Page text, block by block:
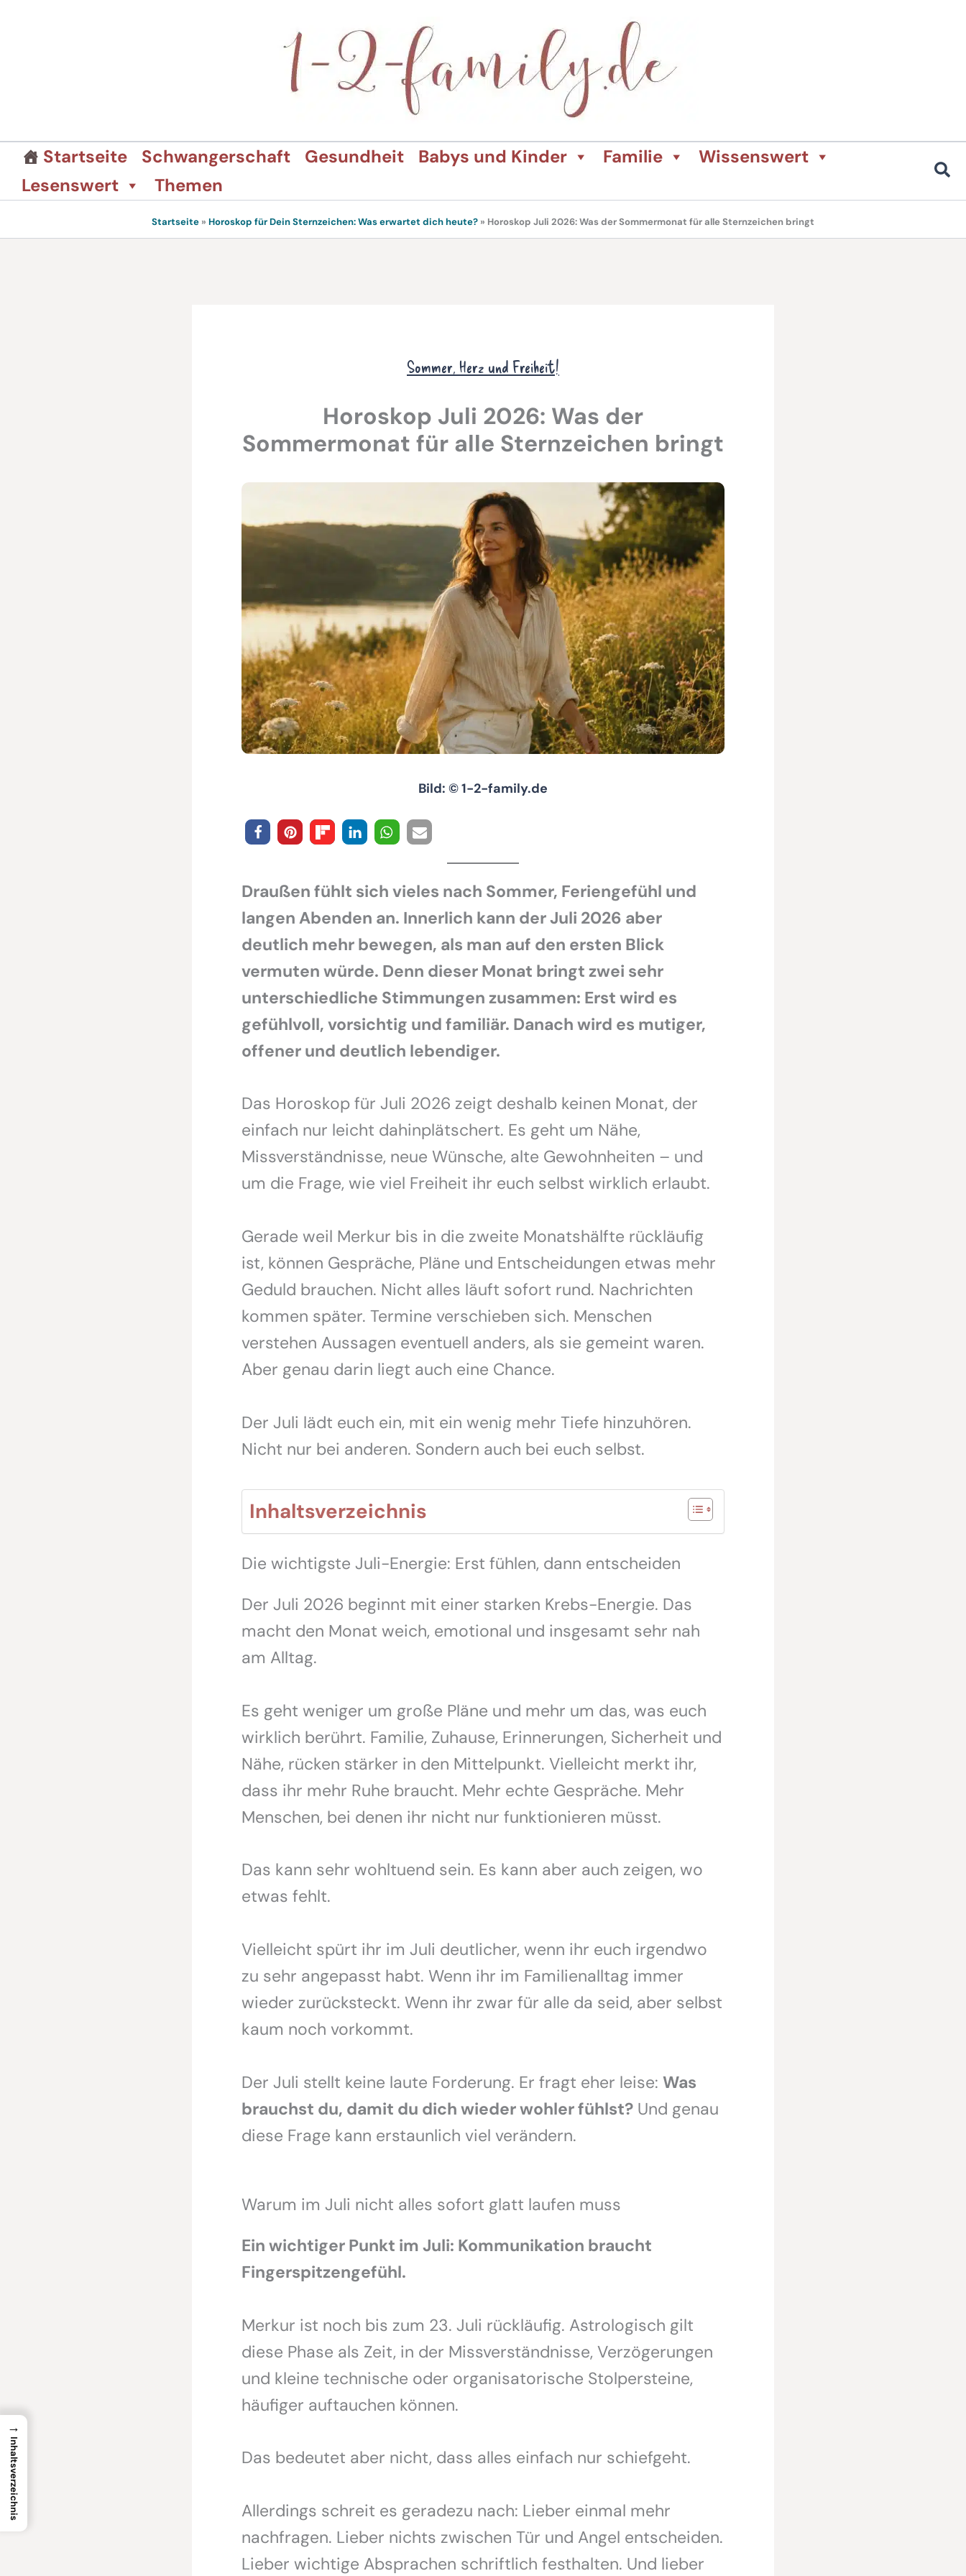
Startseite Schwangerschaft Gesundheit Babys und Kinder Familie
Wissenswert
Lesenswert
Themen
Startseite » Horoskop für Dein Sternzeichen: Was erwartet dich heute? » Horoskop Juli 2026: Was der Sommermonat für alle Sternzeichen bringt
Sommer, Herz und Freiheit!
Horoskop Juli 2026: Was der
Sommermonat für alle Sternzeichen bringt
Bild: © 1-2-family.de
Draußen fühlt sich vieles nach Sommer, Feriengefühl und
langen Abenden an. Innerlich kann der Juli 2026 aber
deutlich mehr bewegen, als man auf den ersten Blick
vermuten würde. Denn dieser Monat bringt zwei sehr
unterschiedliche Stimmungen zusammen: Erst wird es
gefühlvoll, vorsichtig und familiär. Danach wird es mutiger,
offener und deutlich lebendiger.
Das Horoskop für Juli 2026 zeigt deshalb keinen Monat, der
einfach nur leicht dahinplätschert. Es geht um Nähe,
Missverständnisse, neue Wünsche, alte Gewohnheiten – und
um die Frage, wie viel Freiheit ihr euch selbst wirklich erlaubt.
Gerade weil Merkur bis in die zweite Monatshälfte rückläufig
ist, können Gespräche, Pläne und Entscheidungen etwas mehr
Geduld brauchen. Nicht alles läuft sofort rund. Nachrichten
kommen später. Termine verschieben sich. Menschen
verstehen Aussagen eventuell anders, als sie gemeint waren.
Aber genau darin liegt auch eine Chance.
Der Juli lädt euch ein, mit ein wenig mehr Tiefe hinzuhören.
Nicht nur bei anderen. Sondern auch bei euch selbst.
Inhaltsverzeichnis
Die wichtigste Juli-Energie: Erst fühlen, dann entscheiden
Der Juli 2026 beginnt mit einer starken Krebs-Energie. Das
macht den Monat weich, emotional und insgesamt sehr nah
am Alltag.
Es geht weniger um große Pläne und mehr um das, was euch
wirklich berührt. Familie, Zuhause, Erinnerungen, Sicherheit und
Nähe, rücken stärker in den Mittelpunkt. Vielleicht merkt ihr,
dass ihr mehr Ruhe braucht. Mehr echte Gespräche. Mehr
Menschen, bei denen ihr nicht nur funktionieren müsst.
Das kann sehr wohltuend sein. Es kann aber auch zeigen, wo
etwas fehlt.
Vielleicht spürt ihr im Juli deutlicher, wenn ihr euch irgendwo
zu sehr angepasst habt. Wenn ihr im Familienalltag immer
wieder zurücksteckt. Wenn ihr zwar für alle da seid, aber selbst
kaum noch vorkommt.
Der Juli stellt keine laute Forderung. Er fragt eher leise: Was
brauchst du, damit du dich wieder wohler fühlst? Und genau
diese Frage kann erstaunlich viel verändern.
Warum im Juli nicht alles sofort glatt laufen muss
Ein wichtiger Punkt im Juli: Kommunikation braucht
Fingerspitzengefühl.
Merkur ist noch bis zum 23. Juli rückläufig. Astrologisch gilt
diese Phase als Zeit, in der Missverständnisse, Verzögerungen
und kleine technische oder organisatorische Stolpersteine,
häufiger auftauchen können.
Das bedeutet aber nicht, dass alles einfach nur schiefgeht.
Allerdings schreit es geradezu nach: Lieber einmal mehr
nachfragen. Lieber nichts zwischen Tür und Angel entscheiden.
Lieber wichtige Absprachen schriftlich festhalten. Und lieber
→
Inhaltsverzeichnis